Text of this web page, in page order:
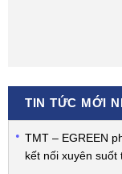
TIN TỨC MỚI
TMT – EGREEN
kết nối xuyên suốt